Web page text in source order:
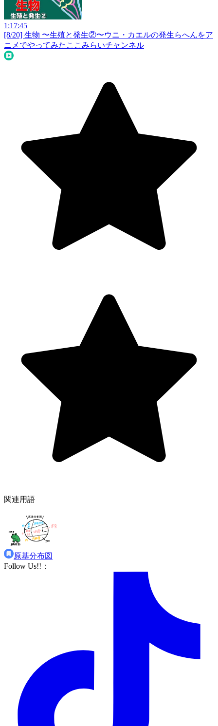
1:17:45
[8/20] 生物 〜生殖と発生②〜ウニ・カエルの発生らへんをア
ニメでやってみた ここみらいチャンネル
関連用語
原基分布図
Follow Us!! ：